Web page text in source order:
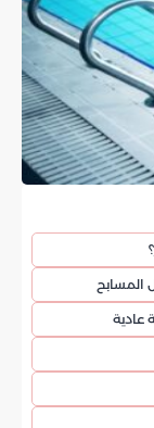
المسابح
عادية